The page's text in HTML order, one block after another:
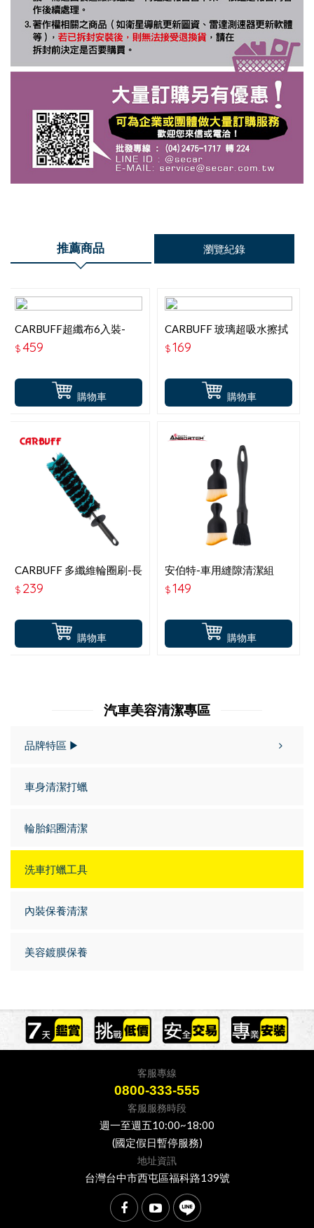
推薦商品 瀏覽紀錄
購物車
CARBUFF超纖布6入裝-
MH-8363-40x35CM
$459
購物車
CARBUFF 玻璃超吸水擦拭
布40x40CM
$169
購物車
CARBUFF 多纖維輪圈刷-長
41x6.5CM
$ 239
購物車
安伯特-車用縫隙清潔組
ABT-D027
$149
汽車美容清潔專區
品牌特區 ▶
車身清潔打蠟
輪胎鋁圈清潔
洗車打蠟工具
內裝保養清潔
美容鍍膜保養
客服專線
0800-333-555
客服服務時段
週一至週五10:00~18:00
(國定假日暫停服務)
地址資訊
台灣台中市西屯區福科路139號